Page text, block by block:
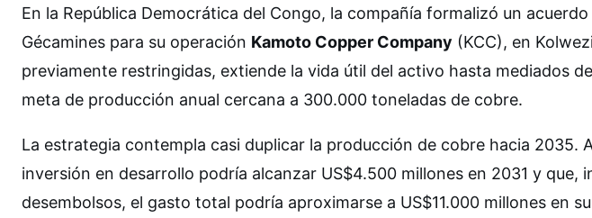
En la República Democrática del Congo, la compañía formalizó un
Gécamines para su operación Kamoto Copper Company (KCC), en
previamente restringidas, extiende la vida útil del activo hasta mediados
meta de producción anual cercana a 300.000 toneladas de cobre.
La estrategia contempla casi duplicar la producción de cobre hacia 2035.
inversión en desarrollo podría alcanzar US$4.500 millones en 2031 y
desembolsos, el gasto total podría aproximarse a US$11.000 millones en